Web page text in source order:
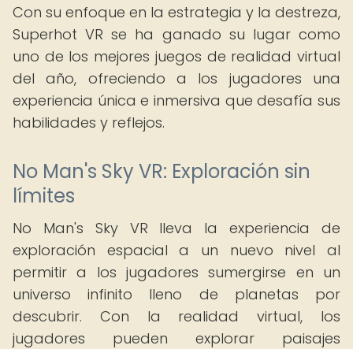
Con su enfoque en la estrategia y la destreza,
Superhot VR se ha ganado su lugar como
uno de los mejores juegos de realidad virtual
del año, ofreciendo a los jugadores una
experiencia única e inmersiva que desafía sus
habilidades y reflejos.
No Man's Sky VR: Exploración sin
límites
No Man's Sky VR lleva la experiencia de
exploración espacial a un nuevo nivel al
permitir a los jugadores sumergirse en un
universo infinito lleno de planetas por
descubrir. Con la realidad virtual, los
jugadores pueden explorar paisajes